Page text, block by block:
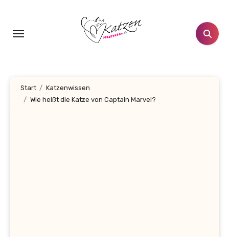
springen
Start
Katzenwissen
Wie heißt die Katze von Captain Marvel?